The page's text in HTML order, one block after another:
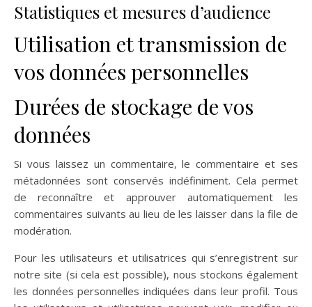
Statistiques et mesures d’audience
Utilisation et transmission de
vos données personnelles
Durées de stockage de vos
données
Si vous laissez un commentaire, le commentaire et ses
métadonnées sont conservés indéfiniment. Cela permet
de reconnaître et approuver automatiquement les
commentaires suivants au lieu de les laisser dans la file de
modération.
Pour les utilisateurs et utilisatrices qui s’enregistrent sur
notre site (si cela est possible), nous stockons également
les données personnelles indiquées dans leur profil. Tous